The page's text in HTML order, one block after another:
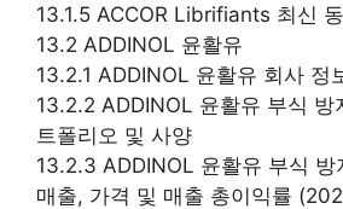
13.1.5 ACCOR Librifiants 최신
13.2 ADDINOL 윤활유
13.2.1 ADDINOL 윤활유 회사 정
13.2.2 ADDINOL 윤활유 부식 방
트폴리오 및 사양
13.2.3 ADDINOL 윤활유 부식 방
매출, 가격 및 매출 총이익률